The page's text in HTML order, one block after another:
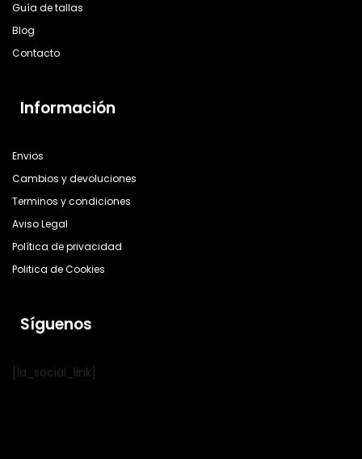
Guía de tallas
Blog
Contacto
Información
Envios
Cambios y devoluciones
Terminos y condiciones
Aviso Legal
Política de privacidad
Politica de Cookies
Síguenos
[la_social_link]